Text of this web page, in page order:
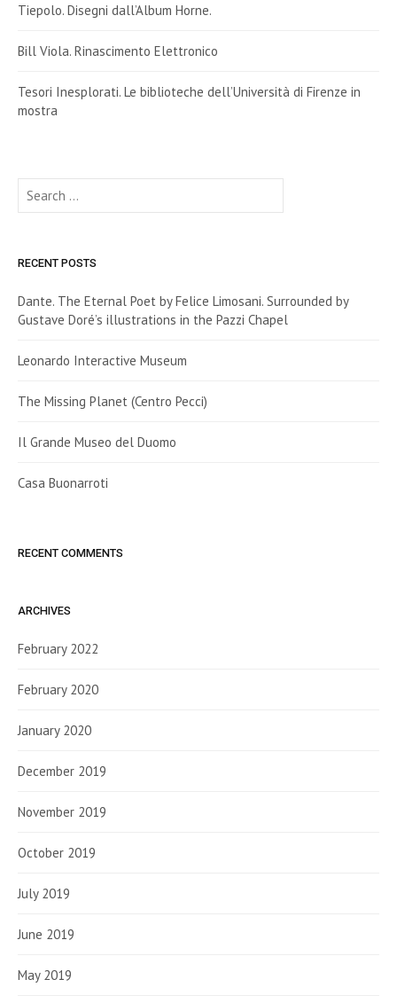
Tiepolo. Disegni dall’Album Horne.
Bill Viola. Rinascimento Elettronico
Tesori Inesplorati. Le biblioteche dell’Università di Firenze in
mostra
Search
for:
RECENT POSTS
Dante. The Eternal Poet by Felice Limosani. Surrounded by
Gustave Doré’s illustrations in the Pazzi Chapel
Leonardo Interactive Museum
The Missing Planet (Centro Pecci)
Il Grande Museo del Duomo
Casa Buonarroti
RECENT COMMENTS
ARCHIVES
February 2022
February 2020
January 2020
December 2019
November 2019
October 2019
July 2019
June 2019
May 2019